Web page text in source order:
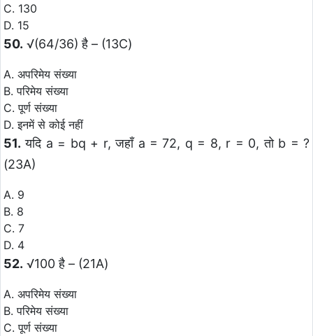
C. 130
D. 15
50. √(64/36) है – (13C)
A. अपरिमेय संख्या
B. परिमेय संख्या
C. पूर्ण संख्या
D. इनमें से कोई नहीं
51. यदि a = bq + r, जहाँ a = 72, q = 8, r = 0, तो b = ?
(23A)
A. 9
B. 8
C. 7
D. 4
52. √100 है – (21A)
A. अपरिमेय संख्या
B. परिमेय संख्या
C. पूर्ण संख्या